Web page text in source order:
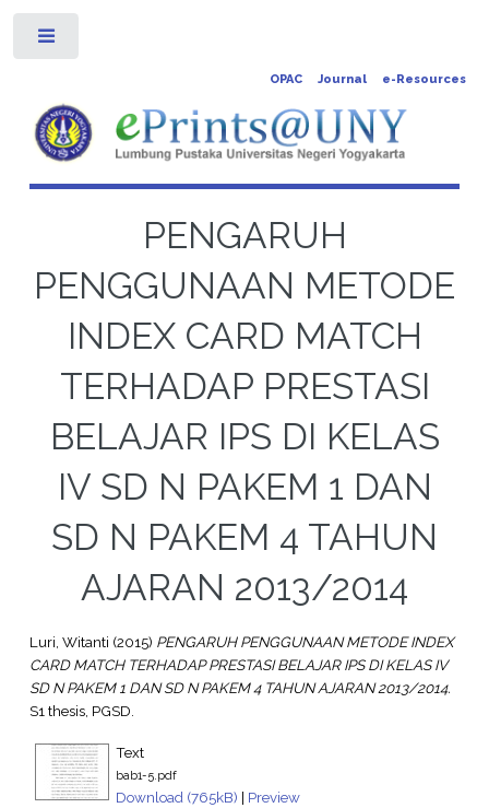
OPAC Journal e-Resources
PENGARUH
PENGGUNAAN METODE
INDEX CARD MATCH
TERHADAP PRESTASI
BELAJAR IPS DI KELAS
IV SD N PAKEM 1 DAN
SD N PAKEM 4 TAHUN
AJARAN 2013/2014
Luri, Witanti (2015) PENGARUH PENGGUNAAN METODE INDEX
CARD MATCH TERHADAP PRESTASI BELAJAR IPS DI KELAS IV
SD N PAKEM 1 DAN SD N PAKEM 4 TAHUN AJARAN 2013/2014.
S1 thesis, PGSD.
Text
bab1-5.pdf
Download (765kB) | Preview